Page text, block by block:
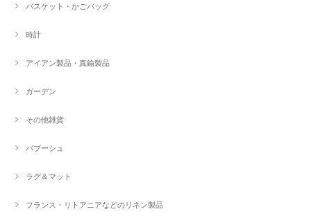
バスケット・かごバッグ
時計
アイアン製品・真鍮製品
ガーデン
その他雑貨
バブーシュ
ラグ＆マット
フランス・リトアニアなどのリネン製品